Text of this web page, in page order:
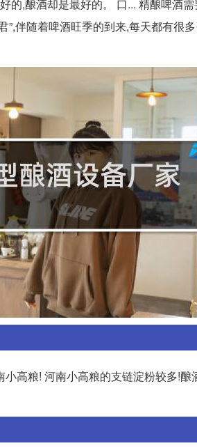
的,酿酒却是最好的。 口... 精酿啤酒
”,伴随着啤酒旺季的到来,每天都有很
高粮! 河南小高粮的支链淀粉较多!